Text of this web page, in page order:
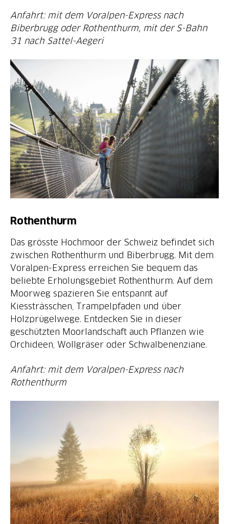
Anfahrt: mit dem Voralpen-Express nach
Biberbrugg oder Rothenthurm, mit der S-Bahn
31 nach Sattel-Aegeri
Rothenthurm
Das grösste Hochmoor der Schweiz befindet sich
zwischen Rothenthurm und Biberbrugg. Mit dem
Voralpen-Express erreichen Sie bequem das
beliebte Erholungsgebiet Rothenthurm. Auf dem
Moorweg spazieren Sie entspannt auf
Kiessträsschen, Trampelpfaden und über
Holzprügelwege. Entdecken Sie in dieser
geschützten Moorlandschaft auch Pflanzen wie
Orchideen, Wollgräser oder Schwalbenenziane.
Anfahrt: mit dem Voralpen-Express nach
Rothenthurm